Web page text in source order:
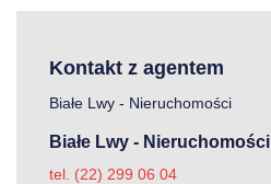
Kontakt z agentem
Białe Lwy - Nieruchomości
Białe Lwy - Nieruchomości
tel. (22) 299 06 04